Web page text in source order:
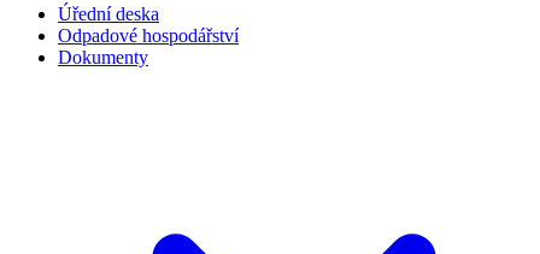
Úřední deska
Odpadové hospodářství
Dokumenty